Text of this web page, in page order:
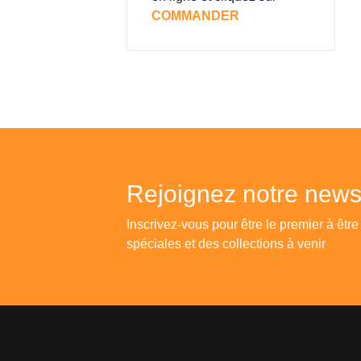
COMMANDER
Rejoignez notre
Inscrivez-vous pour être le premier à
spéciales et des collections à venir